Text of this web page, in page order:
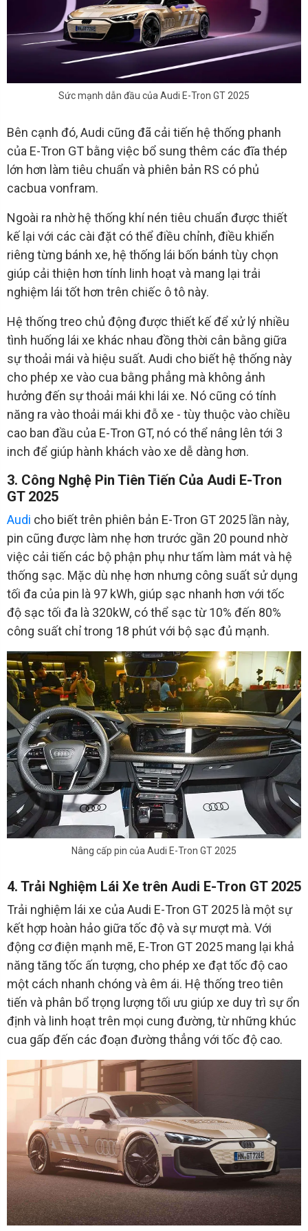
Sức mạnh dẫn đầu của Audi E-Tron GT 2025
Bên cạnh đó, Audi cũng đã cải tiến hệ thống phanh
của E-Tron GT bằng việc bổ sung thêm các đĩa thép
lớn hơn làm tiêu chuẩn và phiên bản RS có phủ
cacbua vonfram.
Ngoài ra nhờ hệ thống khí nén tiêu chuẩn được thiết
kế lại với các cài đặt có thể điều chỉnh, điều khiển
riêng từng bánh xe, hệ thống lái bốn bánh tùy chọn
giúp cải thiện hơn tính linh hoạt và mang lại trải
nghiệm lái tốt hơn trên chiếc ô tô này.
Hệ thống treo chủ động được thiết kế để xử lý nhiều
tình huống lái xe khác nhau đồng thời cân bằng giữa
sự thoải mái và hiệu suất. Audi cho biết hệ thống này
cho phép xe vào cua bằng phẳng mà không ảnh
hưởng đến sự thoải mái khi lái xe. Nó cũng có tính
năng ra vào thoải mái khi đỗ xe - tùy thuộc vào chiều
cao ban đầu của E-Tron GT, nó có thể nâng lên tới 3
inch để giúp hành khách vào xe dễ dàng hơn.
3. Công Nghệ Pin Tiên Tiến Của Audi E-Tron
GT 2025
Audi cho biết trên phiên bản E-Tron GT 2025 lần này,
pin cũng được làm nhẹ hơn trước gần 20 pound nhờ
việc cải tiến các bộ phận phụ như tấm làm mát và hệ
thống sạc. Mặc dù nhẹ hơn nhưng công suất sử dụng
tối đa của pin là 97 kWh, giúp sạc nhanh hơn với tốc
độ sạc tối đa là 320kW, có thể sạc từ 10% đến 80%
công suất chỉ trong 18 phút với bộ sạc đủ mạnh.
Nâng cấp pin của Audi E-Tron GT 2025
4. Trải Nghiệm Lái Xe trên Audi E-Tron GT 2025
Trải nghiệm lái xe của Audi E-Tron GT 2025 là một sự
kết hợp hoàn hảo giữa tốc độ và sự mượt mà. Với
động cơ điện mạnh mẽ, E-Tron GT 2025 mang lại khả
năng tăng tốc ấn tượng, cho phép xe đạt tốc độ cao
một cách nhanh chóng và êm ái. Hệ thống treo tiên
tiến và phân bổ trọng lượng tối ưu giúp xe duy trì sự ổn
định và linh hoạt trên mọi cung đường, từ những khúc
cua gấp đến các đoạn đường thẳng với tốc độ cao.